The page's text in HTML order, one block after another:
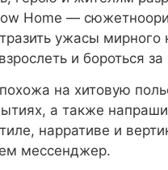
Home —
ужасы
и бороться за
на хитовую
а также
нарративе и
мессенджер.